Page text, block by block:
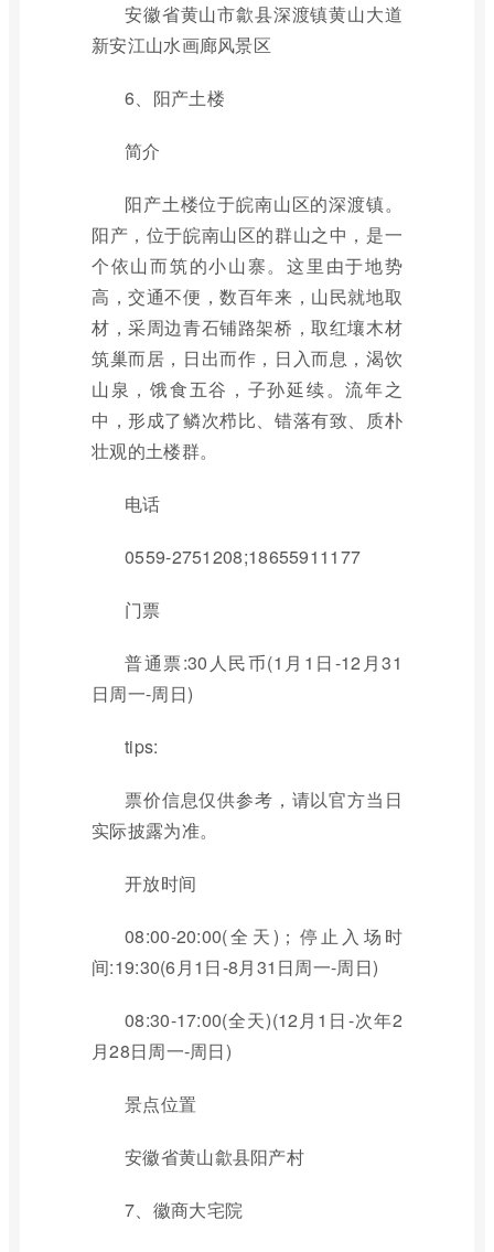
安徽省黄山市歙县深渡镇黄山大道
新安江山水画廊风景区
6、阳产土楼
简介
阳产土楼位于皖南山区的深渡镇。
阳产，位于皖南山区的群山之中，是一
个依山而筑的小山寨。这里由于地势
高，交通不便，数百年来，山民就地取
材，采周边青石铺路架桥，取红壤木材
筑巢而居，日出而作，日入而息，渴饮
山泉，饿食五谷，子孙延续。流年之
中，形成了鳞次栉比、错落有致、质朴
壮观的土楼群。
电话
0559-2751208;18655911177
门票
普通票:30人民币(1月1日-12月31
日周一-周日)
tips:
票价信息仅供参考，请以官方当日
实际披露为准。
开放时间
08:00-20:00(全天)；停止入场时
间:19:30(6月1日-8月31日周一-周日)
08:30-17:00(全天)(12月1日-次年2
月28日周一-周日)
景点位置
安徽省黄山歙县阳产村
7、徽商大宅院